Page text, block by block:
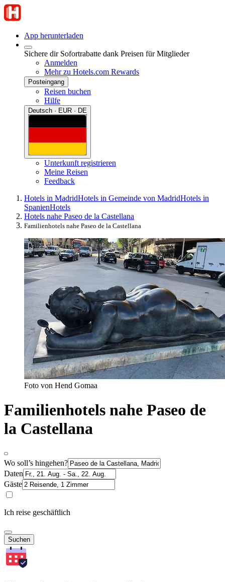
App herunterladen
Sichere dir Sofortrabatte dank Preisen für Mitglieder
Anmelden
Mehr zu Hotels.com Rewards
Posteingang
Reisen buchen
Hilfe
Deutsch · EUR · DE
Unterkunft registrieren
Meine Reisen
Feedback
Hotels in MadridHotels in Gemeinde von MadridHotels in
SpanienHotels
Hotels nahe Paseo de la Castellana
Familienhotels nahe Paseo de la Castellana
Foto von Hend Gomaa
Familienhotels nahe Paseo de
la Castellana
Wo soll’s hingehen?
Daten
Gäste
Ich reise geschäftlich
Suchen